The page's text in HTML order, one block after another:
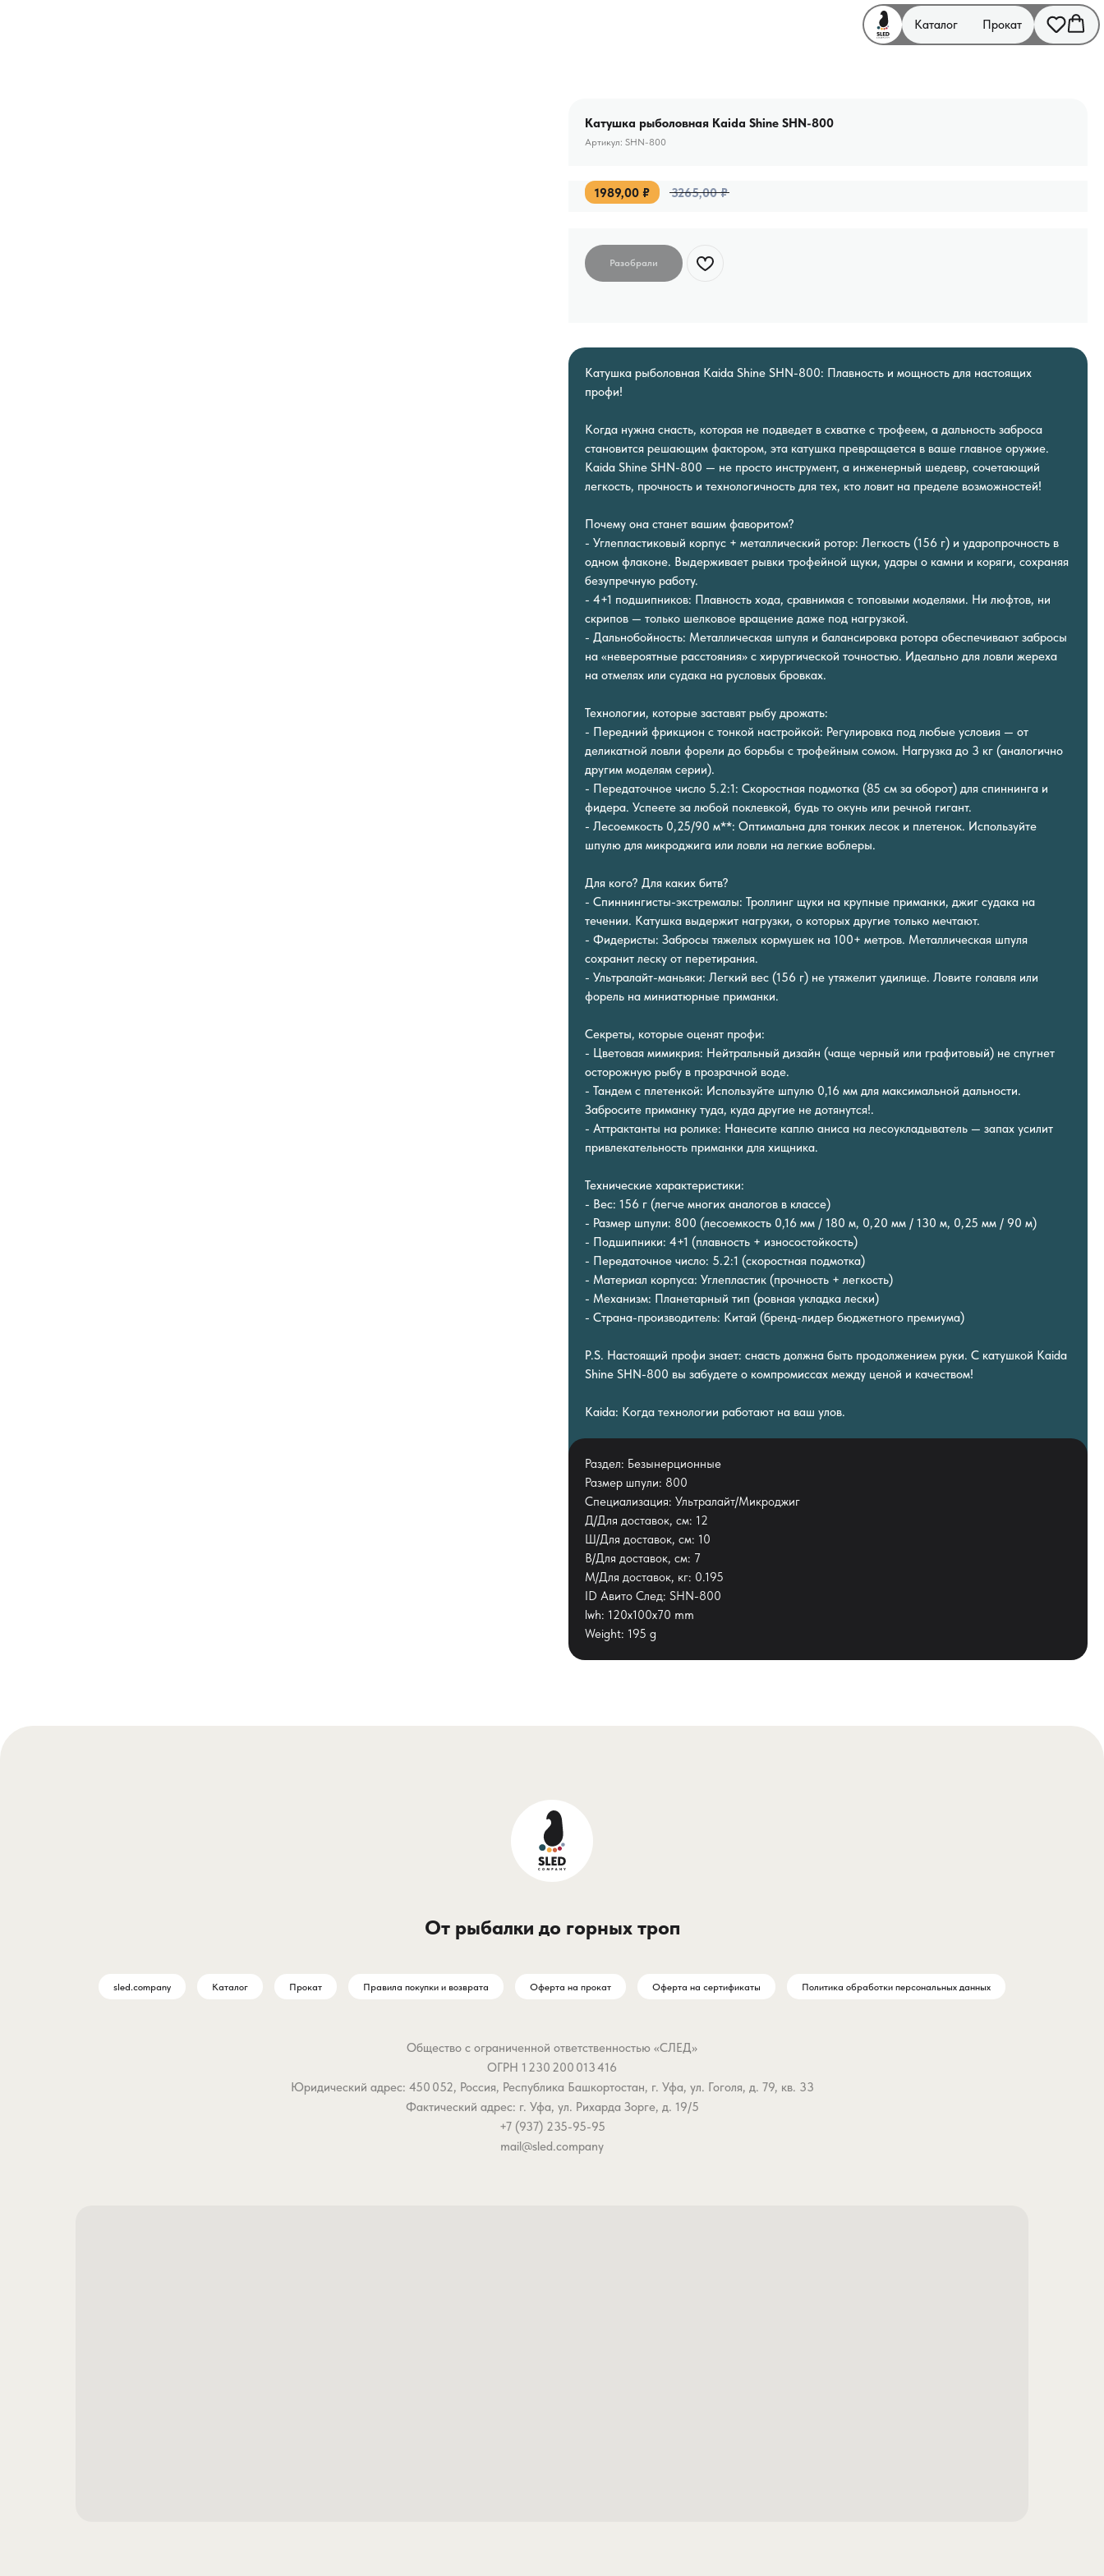
Каталог Прокат
Катушка рыболовная Kaida Shine SHN-800
Артикул: SHN-800
1989,00 ₽ 3265,00 ₽
Катушка рыболовная Kaida Shine SHN-800: Плавность и мощность для настоящих
профи!
Когда нужна снасть, которая не подведет в схватке с трофеем, а дальность заброса
становится решающим фактором, эта катушка превращается в ваше главное оружие.
Kaida Shine SHN-800 — не просто инструмент, а инженерный шедевр, сочетающий
легкость, прочность и технологичность для тех, кто ловит на пределе возможностей!
Почему она станет вашим фаворитом?
- Углепластиковый корпус + металлический ротор: Легкость (156 г) и ударопрочность в
одном флаконе. Выдерживает рывки трофейной щуки, удары о камни и коряги, сохраняя
безупречную работу.
- 4+1 подшипников: Плавность хода, сравнимая с топовыми моделями. Ни люфтов, ни
скрипов — только шелковое вращение даже под нагрузкой.
- Дальнобойность: Металлическая шпуля и балансировка ротора обеспечивают забросы
на «невероятные расстояния» с хирургической точностью. Идеально для ловли жереха
на отмелях или судака на русловых бровках.
Технологии, которые заставят рыбу дрожать:
- Передний фрикцион с тонкой настройкой: Регулировка под любые условия — от
деликатной ловли форели до борьбы с трофейным сомом. Нагрузка до 3 кг (аналогично
другим моделям серии).
- Передаточное число 5.2:1: Скоростная подмотка (85 см за оборот) для спиннинга и
фидера. Успеете за любой поклевкой, будь то окунь или речной гигант.
- Лесоемкость 0,25/90 м**: Оптимальна для тонких лесок и плетенок. Используйте
шпулю для микроджига или ловли на легкие воблеры.
Для кого? Для каких битв?
- Спиннингисты-экстремалы: Троллинг щуки на крупные приманки, джиг судака на
течении. Катушка выдержит нагрузки, о которых другие только мечтают.
- Фидеристы: Забросы тяжелых кормушек на 100+ метров. Металлическая шпуля
сохранит леску от перетирания.
- Ультралайт-маньяки: Легкий вес (156 г) не утяжелит удилище. Ловите голавля или
форель на миниатюрные приманки.
Секреты, которые оценят профи:
- Цветовая мимикрия: Нейтральный дизайн (чаще черный или графитовый) не спугнет
осторожную рыбу в прозрачной воде.
- Тандем с плетенкой: Используйте шпулю 0,16 мм для максимальной дальности.
Забросите приманку туда, куда другие не дотянутся!.
- Аттрактанты на ролике: Нанесите каплю аниса на лесоукладыватель — запах усилит
привлекательность приманки для хищника.
Технические характеристики:
- Вес: 156 г (легче многих аналогов в классе)
- Размер шпули: 800 (лесоемкость 0,16 мм / 180 м, 0,20 мм / 130 м, 0,25 мм / 90 м)
- Подшипники: 4+1 (плавность + износостойкость)
- Передаточное число: 5.2:1 (скоростная подмотка)
- Материал корпуса: Углепластик (прочность + легкость)
- Механизм: Планетарный тип (ровная укладка лески)
- Страна-производитель: Китай (бренд-лидер бюджетного премиума)
P.S. Настоящий профи знает: снасть должна быть продолжением руки. С катушкой Kaida
Shine SHN-800 вы забудете о компромиссах между ценой и качеством!
Kaida: Когда технологии работают на ваш улов.
Раздел: Безынерционные
Размер шпули: 800
Специализация: Ультралайт/Микроджиг
Д/Для доставок, см: 12
Ш/Для доставок, см: 10
В/Для доставок, см: 7
М/Для доставок, кг: 0.195
ID Авито След: SHN-800
lwh: 120x100x70 mm
Weight: 195 g
От рыбалки до горных троп
sled.company Каталог Прокат Правила покупки и возврата Оферта на прокат Оферта на сертификаты Политика обработки персональных данных
Общество с ограниченной ответственностью «СЛЕД»
ОГРН 1 230 200 013 416
Юридический адрес: 450 052, Россия, Республика Башкортостан, г. Уфа, ул. Гоголя, д. 79, кв. 33
Фактический адрес: г. Уфа, ул. Рихарда Зорге, д. 19/5
+7 (937) 235-95-95
mail@sled.company